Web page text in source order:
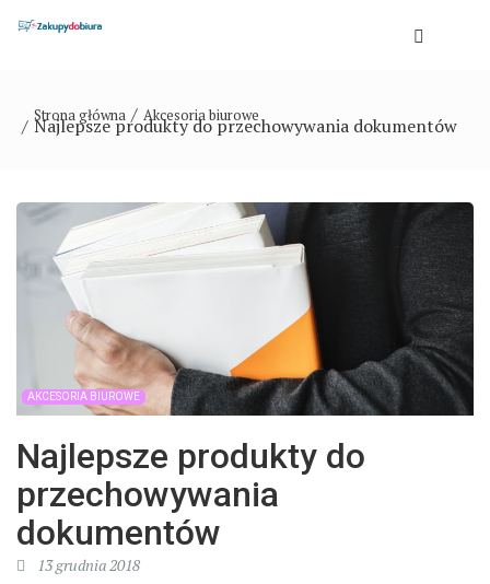
Strona główna Akcesoria biurowe
Najlepsze produkty do przechowywania dokumentów
AKCESORIA BIUROWE
Najlepsze produkty do
przechowywania
dokumentów
13 grudnia 2018